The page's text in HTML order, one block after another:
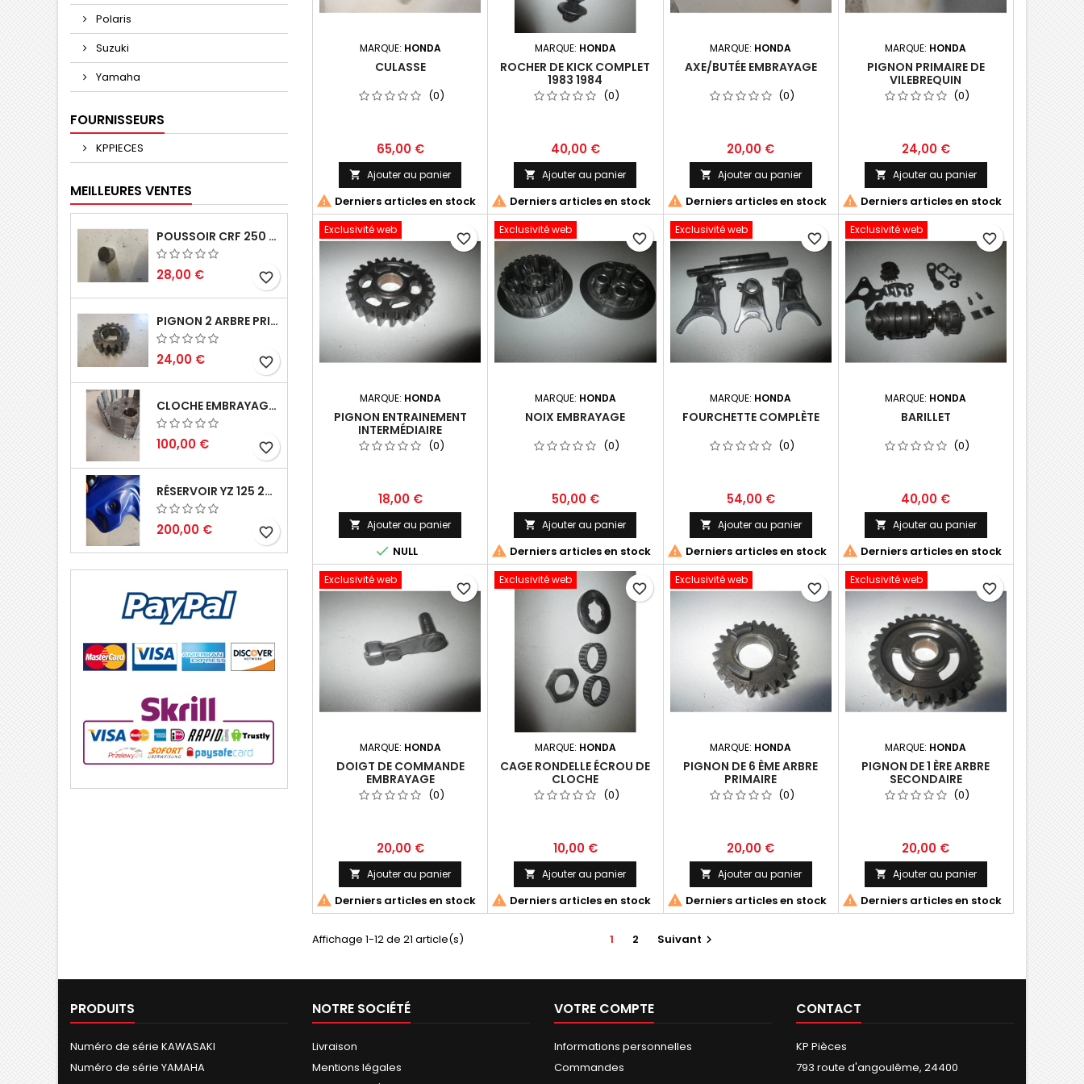
Polaris
Suzuki
Yamaha
FOURNISSEURS
KPPIECES
MEILLEURES VENTES
POUSSOIR CRF 250 2005 2006
28,00 € favorite_border
PIGNON 2 ARBRE PRIMAIRE CR 250 1994
24,00 € favorite_border
CLOCHE EMBRAYAGE YZ 125 1994 2004
100,00 € favorite_border
RÉSERVOIR YZ 125 2002 2004
200,00 € favorite_border
MARQUE: HONDA
CULASSE
(0)
65,00 €
 Ajouter au panier
 Derniers articles en stock
MARQUE: HONDA
ROCHER DE KICK COMPLET
1983 1984
(0)
40,00 €
 Ajouter au panier
 Derniers articles en stock
MARQUE: HONDA
AXE/BUTÉE EMBRAYAGE
(0)
20,00 €
 Ajouter au panier
 Derniers articles en stock
MARQUE: HONDA
PIGNON PRIMAIRE DE
VILEBREQUIN
(0)
24,00 €
 Ajouter au panier
 Derniers articles en stock
Exclusivité web
MARQUE: HONDA
PIGNON ENTRAINEMENT
INTERMÉDIAIRE
(0)
18,00 €
 Ajouter au panier
 NULL
favorite_border
Exclusivité web
MARQUE: HONDA
NOIX EMBRAYAGE
(0)
50,00 €
 Ajouter au panier
 Derniers articles en stock
favorite_border
Exclusivité web
MARQUE: HONDA
FOURCHETTE COMPLÈTE
(0)
54,00 €
 Ajouter au panier
 Derniers articles en stock
favorite_border
Exclusivité web
MARQUE: HONDA
BARILLET
(0)
40,00 €
 Ajouter au panier
 Derniers articles en stock
favorite_border
Exclusivité web
MARQUE: HONDA
DOIGT DE COMMANDE
EMBRAYAGE
(0)
20,00 €
 Ajouter au panier
 Derniers articles en stock
favorite_border
Exclusivité web
MARQUE: HONDA
CAGE RONDELLE ÉCROU DE
CLOCHE
(0)
10,00 €
 Ajouter au panier
 Derniers articles en stock
favorite_border
Exclusivité web
MARQUE: HONDA
PIGNON DE 6 ÈME ARBRE
PRIMAIRE
(0)
20,00 €
 Ajouter au panier
 Derniers articles en stock
favorite_border
Exclusivité web
MARQUE: HONDA
PIGNON DE 1 ÈRE ARBRE
SECONDAIRE
(0)
20,00 €
 Ajouter au panier
 Derniers articles en stock
favorite_border
Affichage 1-12 de 21 article(s) 1 2 Suivant 
PRODUITS
Numéro de série KAWASAKI
Numéro de série YAMAHA
NOTRE SOCIÉTÉ
Livraison
Mentions légales
VOTRE COMPTE
Informations personnelles
Commandes
CONTACT
KP Pièces
793 route d'angoulême, 24400